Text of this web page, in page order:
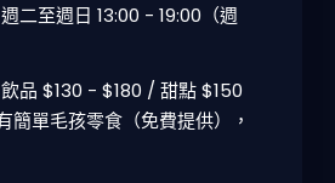
週二至週日 13:00 - 19:00（週
飲品 $130 - $180 / 甜點 $150
簡單毛孩零食（免費提供），